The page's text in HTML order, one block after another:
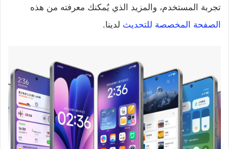
تجربة المستخدم، والمزيد الذي يُمكنك معرفته من هذه
الصفحة المخصصة للتحديث لدينا.